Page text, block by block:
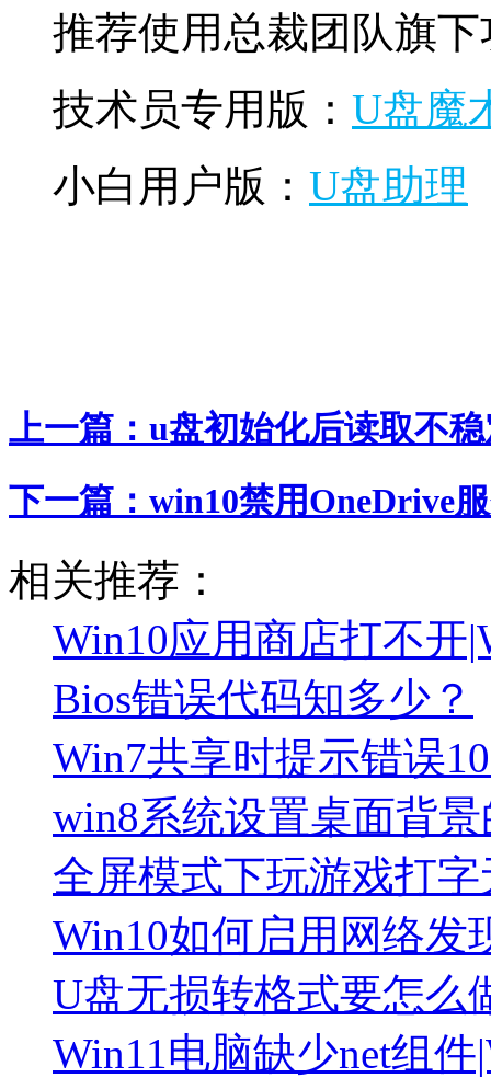
推荐使用总裁团队旗下
技术员专用版： U盘魔
小白用户版： U盘助理
上一篇： u盘初始化后读取不
下一篇： win10禁用OneDrive
相关推荐：
Win10应用商店打不开
Bios错误代码知多少？
Win7共享时提示错误
win8系统设置桌面背
全屏模式下玩游戏打
Win10如何启用网络发
U盘无损转格式要怎么
Win11电脑缺少net组